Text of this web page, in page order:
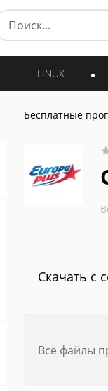
LINUX
Бесплатные
Скачать с
Все файлы